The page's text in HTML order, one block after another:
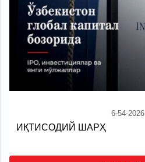
6-54-2026
ИҚТИСОДИЙ ШАРҲ